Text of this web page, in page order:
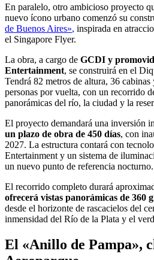
En paralelo, otro ambicioso proyecto
nuevo ícono urbano comenzó su
de Buenos Aires», inspirada en
el Singapore Flyer.
La obra, a cargo de GCDI y
Entertainment, se construirá en el
Tendrá 82 metros de altura, 36
personas por vuelta, con un recorrido
panorámicas del río, la ciudad y la
El proyecto demandará una inversión
un plazo de obra de 450 días, con
2027. La estructura contará con
Entertainment y un sistema de
un nuevo punto de referencia nocturno.
El recorrido completo durará
ofrecerá vistas panorámicas de 360
desde el horizonte de rascacielos del
inmensidad del Río de la Plata y el
El «Anillo de Pampa»,